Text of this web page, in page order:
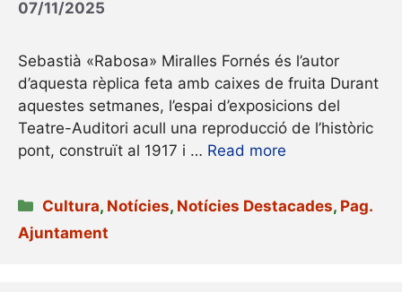
07/11/2025
Sebastià «Rabosa» Miralles Fornés és l’autor
d’aquesta rèplica feta amb caixes de fruita Durant
aquestes setmanes, l’espai d’exposicions del
Teatre-Auditori acull una reproducció de l’històric
pont, construït al 1917 i … Read more
Categories
Cultura, Notícies, Notícies Destacades, Pag.
Ajuntament